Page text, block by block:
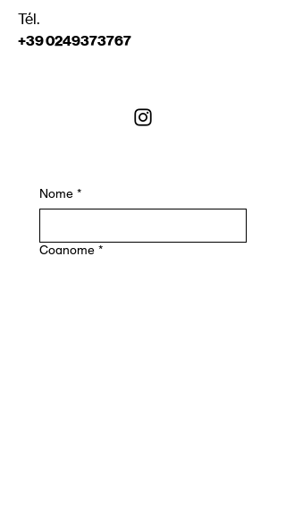
Tél.
+39 0249373767
Nome *
Cognome *